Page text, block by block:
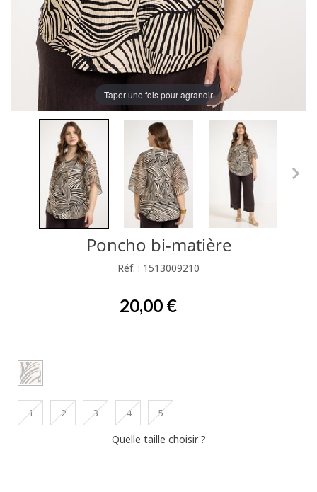
Taper une fois pour agrandir
Poncho bi-matière
Réf. : 1513009210
20,00 €
1 2 3 4 5
Quelle taille choisir ?